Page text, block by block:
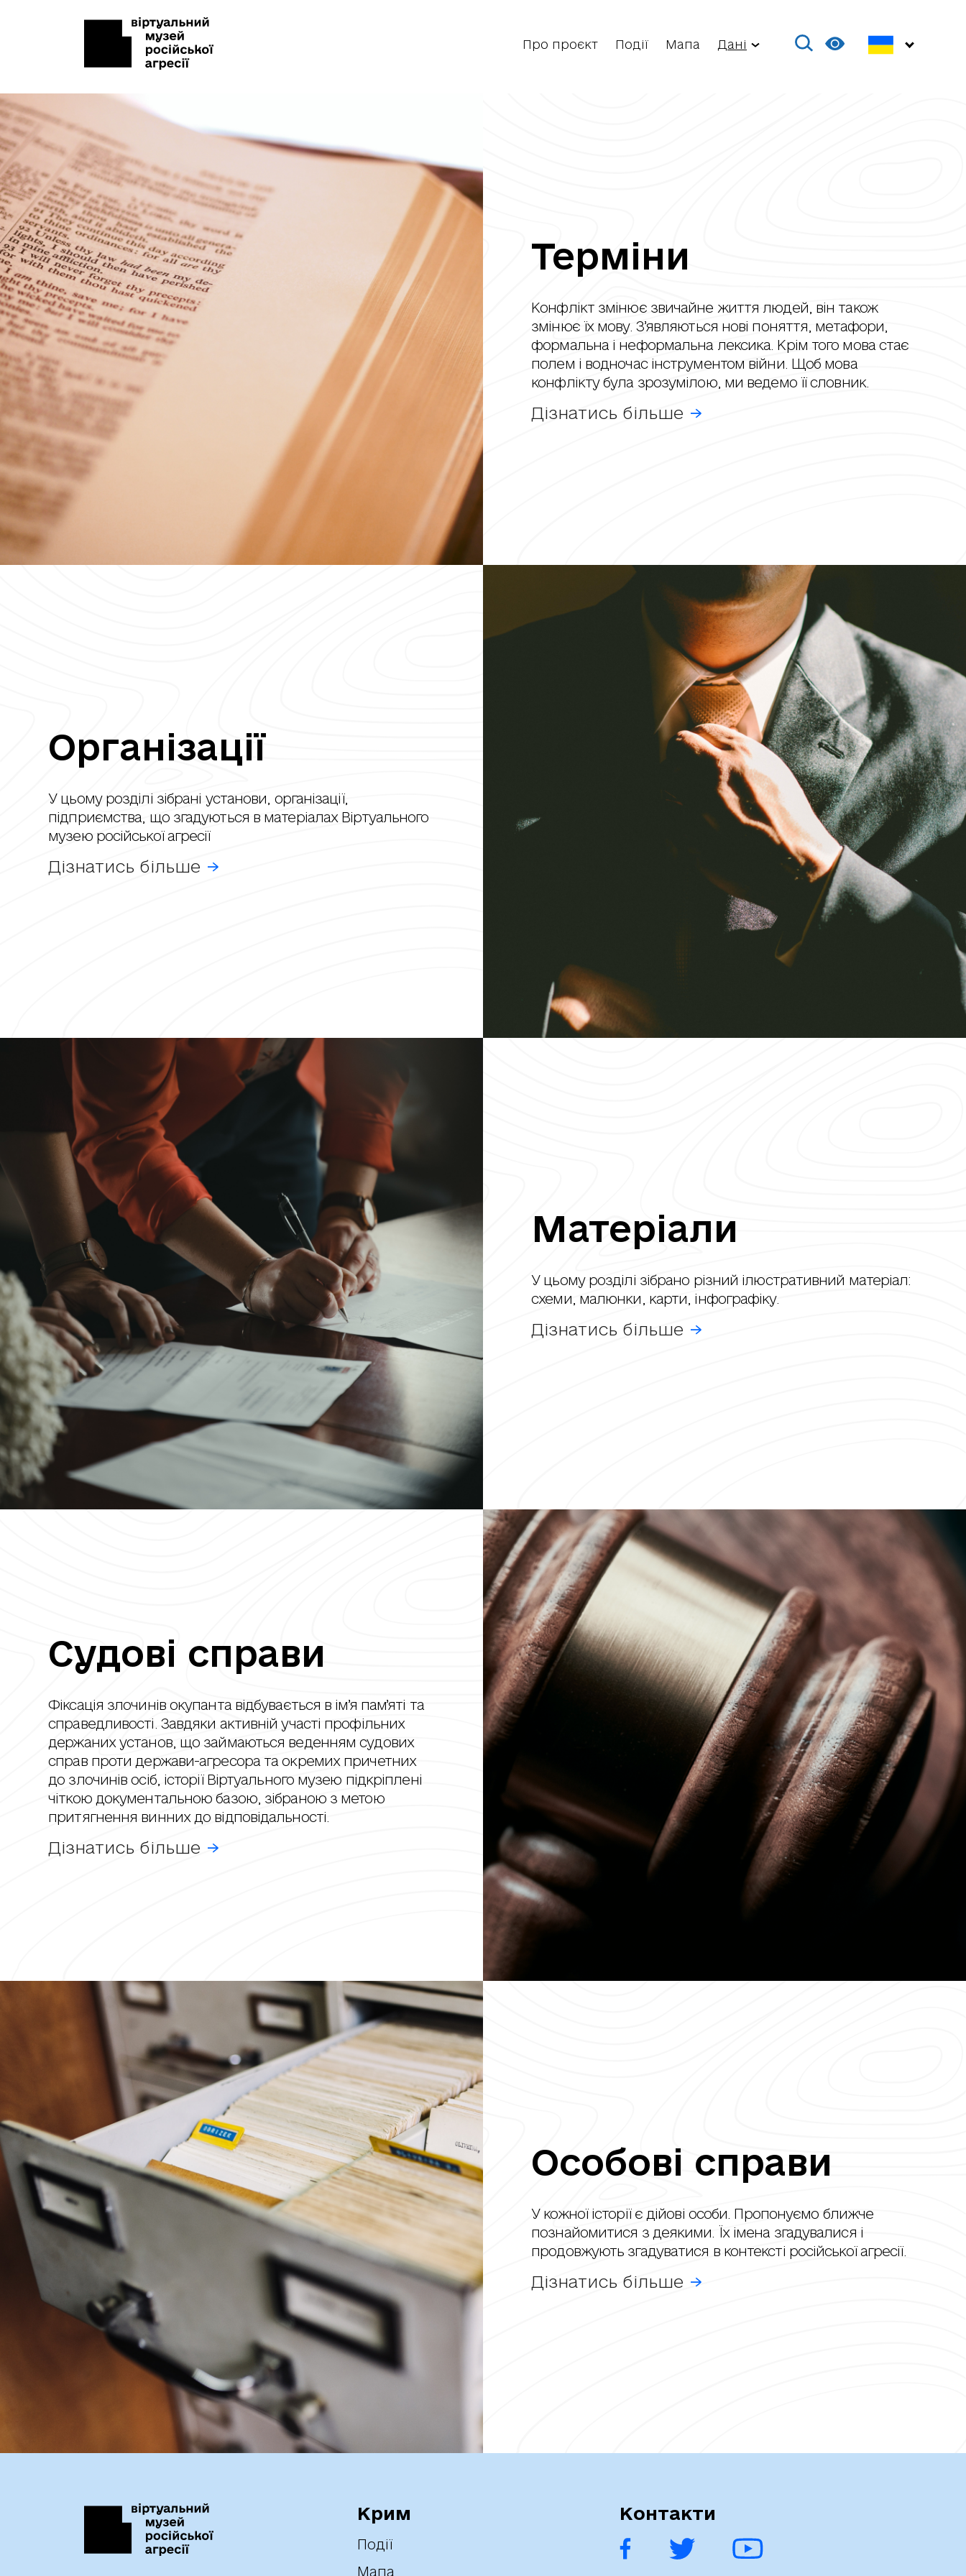
Про проєкт Події Мапа Дані
Терміни
Конфлікт змінює звичайне життя людей, він також
змінює їх мову. З’являються нові поняття, метафори,
формальна і неформальна лексика. Крім того мова стає
полем і водночас інструментом війни. Щоб мова
конфлікту була зрозумілою, ми ведемо її словник.
Дізнатись більше
Організації
У цьому розділі зібрані установи, організації,
підприємства, що згадуються в матеріалах Віртуального
музею російської агресії
Дізнатись більше
Матеріали
У цьому розділі зібрано різний ілюстративний матеріал:
схеми, малюнки, карти, інфографіку.
Дізнатись більше
Судові справи
Фіксація злочинів окупанта відбувається в ім’я пам’яті та
справедливості. Завдяки активній участі профільних
держаних установ, що займаються веденням судових
справ проти держави-агресора та окремих причетних
до злочинів осіб, історії Віртуального музею підкріплені
чіткою документальною базою, зібраною з метою
притягнення винних до відповідальності.
Дізнатись більше
Особові справи
У кожної історії є дійові особи. Пропонуємо ближче
познайомитися з деякими. Їх імена згадувалися і
продовжують згадуватися в контексті російської агресії.
Дізнатись більше
Крим
Події
Мапа
Контакти